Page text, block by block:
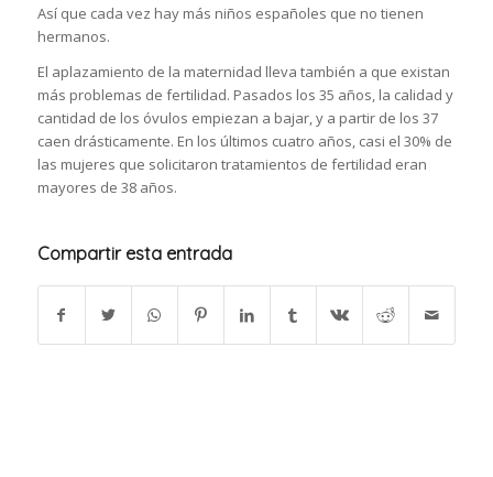
Así que cada vez hay más niños españoles que no tienen
hermanos.
El aplazamiento de la maternidad lleva también a que existan
más problemas de fertilidad. Pasados los 35 años, la calidad y
cantidad de los óvulos empiezan a bajar, y a partir de los 37
caen drásticamente. En los últimos cuatro años, casi el 30% de
las mujeres que solicitaron tratamientos de fertilidad eran
mayores de 38 años.
Compartir esta entrada